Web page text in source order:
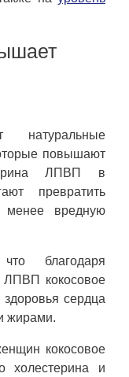
натуральные
повышают
ЛПВП в
превратить
вредную
благодаря
ЛПВП кокосовое
сердца
жирами.
кокосовое
холестерина и